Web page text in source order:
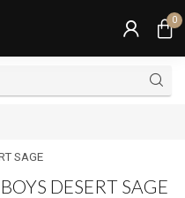
0
SAGE
DESERT SAGE